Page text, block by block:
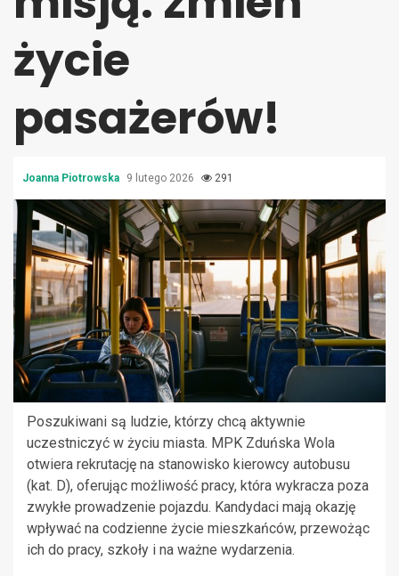
życie
pasażerów!
Joanna Piotrowska 9 lutego 2026 291
Poszukiwani są ludzie, którzy chcą aktywnie
uczestniczyć w życiu miasta. MPK Zduńska Wola
otwiera rekrutację na stanowisko kierowcy autobusu
(kat. D), oferując możliwość pracy, która wykracza poza
zwykłe prowadzenie pojazdu. Kandydaci mają okazję
wpływać na codzienne życie mieszkańców, przewożąc
ich do pracy, szkoły i na ważne wydarzenia.